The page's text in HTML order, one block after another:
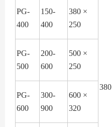
380
PG-
400
150-
400
380 ×
250
PG-
500
200-
600
500 ×
250
PG-
600
300-
900
600 ×
320